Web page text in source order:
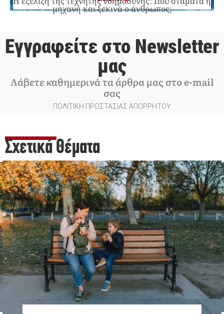
μηχανή και ξεκινά ο άνθρωπος;
Εγγραφείτε στο Newsletter
μας
Λάβετε καθημερινά τα άρθρα μας στο e-mail
σας
ΠΟΛΙΤΙΚΗ ΠΡΟΣΤΑΣΙΑΣ ΑΠΟΡΡΗΤΟΥ
Σχετικά Θέματα